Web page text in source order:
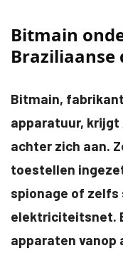
Bitmain
Bitmain,
apparatuur, krijgt
achter zich aan.
toestellen
spionage of zelfs
elektriciteitsnet.
apparaten